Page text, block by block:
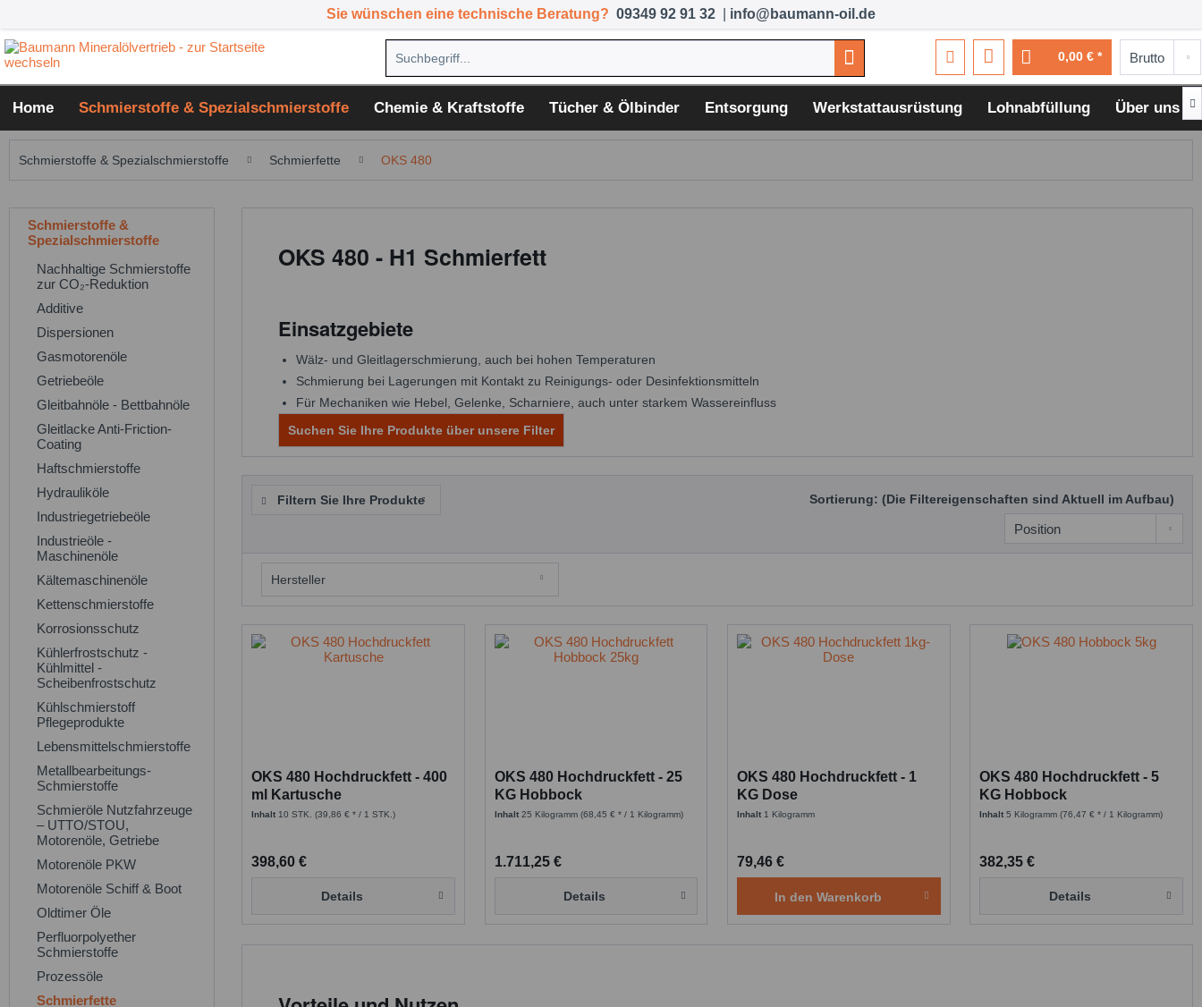
Sie wünschen eine technische Beratung? 09349 92 91 32 info@baumann-oil.de
0,00 € *
Home Schmierstoffe & Spezialschmierstoffe Chemie & Kraftstoffe Tücher & Ölbinder Entsorgung Werkstattausrüstung Lohnabfüllung Über uns 
Schmierstoffe & Spezialschmierstoffe Schmierfette OKS 480
Schmierstoffe &
Spezialschmierstoffe
Nachhaltige Schmierstoffe
zur CO₂-Reduktion
Additive
Dispersionen
Gasmotorenöle
Getriebeöle
Gleitbahnöle - Bettbahnöle
Gleitlacke Anti-Friction-
Coating
Haftschmierstoffe
Hydrauliköle
Industriegetriebeöle
Industrieöle -
Maschinenöle
Kältemaschinenöle
Kettenschmierstoffe
Korrosionsschutz
Kühlerfrostschutz -
Kühlmittel -
Scheibenfrostschutz
Kühlschmierstoff
Pflegeprodukte
Lebensmittelschmierstoffe
Metallbearbeitungs-
Schmierstoffe
Schmieröle Nutzfahrzeuge
– UTTO/STOU,
Motorenöle, Getriebe
Motorenöle PKW
Motorenöle Schiff & Boot
Oldtimer Öle
Perfluorpolyether
Schmierstoffe
Prozessöle
Schmierfette
OKS 480 - H1 Schmierfett
Einsatzgebiete
Wälz- und Gleitlagerschmierung, auch bei hohen Temperaturen
Schmierung bei Lagerungen mit Kontakt zu Reinigungs- oder Desinfektionsmitteln
Für Mechaniken wie Hebel, Gelenke, Scharniere, auch unter starkem Wassereinfluss
Suchen Sie Ihre Produkte über unsere Filter
Filtern Sie Ihre Produkte Sortierung: (Die Filtereigenschaften sind Aktuell im Aufbau)
Hersteller
OKS 480 Hochdruckfett - 400
ml Kartusche
Inhalt 10 STK.(39,86 € * / 1 STK.)
398,60 €
Details
OKS 480 Hochdruckfett - 25
KG Hobbock
Inhalt 25 Kilogramm (68,45 € * / 1 Kilogramm)
1.711,25 €
Details
OKS 480 Hochdruckfett - 1
KG Dose
Inhalt 1 Kilogramm
79,46 €
In den Warenkorb
OKS 480 Hochdruckfett - 5
KG Hobbock
Inhalt5 Kilogramm(76,47 € * / 1 Kilogramm)
382,35 €
Details